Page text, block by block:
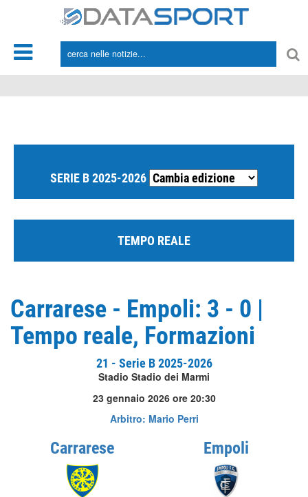
SERIE B 2025-2026
TEMPO REALE
Carrarese - Empoli: 3 - 0 |
Tempo reale, Formazioni
21 - Serie B 2025-2026
Stadio Stadio dei Marmi
23 gennaio 2026 ore 20:30
Arbitro: Mario Perri
Carrarese Empoli